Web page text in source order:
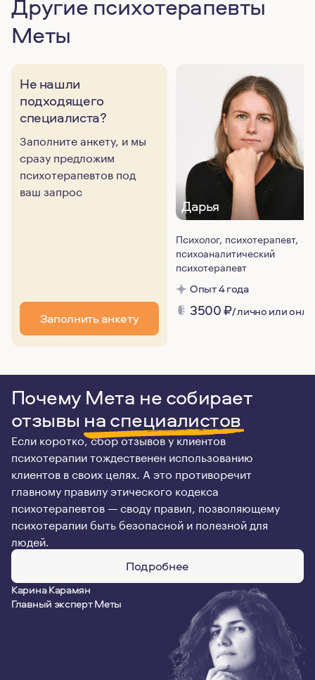
Другие психотерапевты
Меты
Не нашли
подходящего
специалиста?
Заполните анкету, и мы
сразу предложим
психотерапевтов под
ваш запрос
Заполнить анкету
Дарья
Психолог, психотерапевт,
психоаналитический
психотерапевт
Опыт 4 года
3500₽/ лично или
Почему Мета не собирает
отзывы на специалистов
Если коротко, сбор отзывов у клиентов
психотерапии тождественен использованию
клиентов в своих целях. А это противоречит
главному правилу этического кодекса
психотерапевтов — своду правил, позволяющему
психотерапии быть безопасной и полезной для
людей.
Подробнее
Карина Карамян
Главный эксперт Меты